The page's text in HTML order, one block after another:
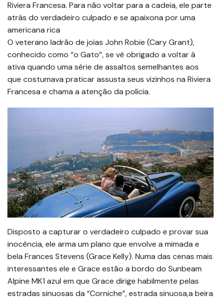
Riviera Francesa. Para não voltar para a cadeia, ele parte
atrás do verdadeiro culpado e se apaixona por uma
americana rica
O veterano ladrão de joias John Robie (Cary Grant),
conhecido como “o Gato”, se vê obrigado a voltar à
ativa quando uma série de assaltos semelhantes aos
que costumava praticar assusta seus vizinhos na Riviera
Francesa e chama a atenção da polícia.
Disposto a capturar o verdadeiro culpado e provar sua
inocência, ele arma um plano que envolve a mimada e
bela Frances Stevens (Grace Kelly). Numa das cenas mais
interessantes ele e Grace estão a bordo do Sunbeam
Alpine MK1 azul em que Grace dirige habilmente pelas
estradas sinuosas da “Corniche”, estrada sinuosa,a beira